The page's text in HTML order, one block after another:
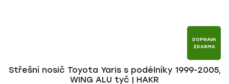
DOPRAVA
ZDARMA
Střešní nosič Toyota Yaris s podélníky 1999-2005,
WING ALU tyč | HAKR